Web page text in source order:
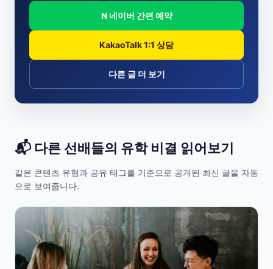
N 네이버 간편 예약
KakaoTalk 1:1 상담
다른 글 더 보기
📬 다른 선배들의 유학 비결 읽어보기
같은 콘텐츠 유형과 공유 태그를 기준으로 공개된 최신 글을 자동
으로 보여줍니다.